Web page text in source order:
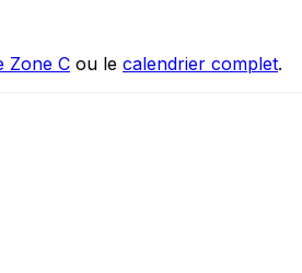
Zone C ou le calendrier complet.